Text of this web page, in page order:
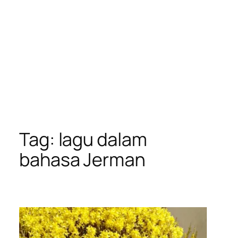
Tag: lagu dalam
bahasa Jerman